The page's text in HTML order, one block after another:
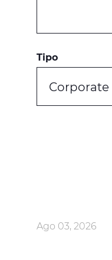
Tipo
Corporate
Ago 03, 2026